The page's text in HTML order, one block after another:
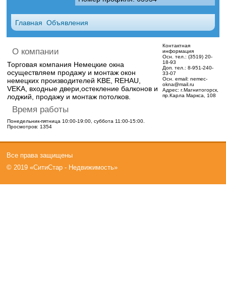
Главная Объявления
О компании
Торговая компания Немецкие окна
осуществляем продажу и монтаж окон
немецких производителей KBE, REHAU,
VEKA, входные двери,остекление балконов и
лоджий, продажу и монтаж потолков.
Время работы
Понедельник-пятница 10:00-19:00, суббота 11:00-15:00.
Просмотров: 1354
Контактная
информация
Осн. тел.:(3519) 20-
18-93
Доп. тел.:8-951-240-
33-07
Осн. email:nemec-
okna@mail.ru
Адрес:г.Магнитогорск,
пр.Карла Маркса, 108
Все права защищены
© 2019 «СитиСтар - Недвижимость»